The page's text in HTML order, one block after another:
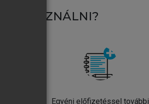
HASZNÁLNI?
Egyéni előfizetéssel további